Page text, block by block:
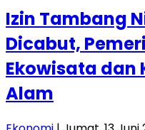
Izin Tambang
Dicabut,
Ekowisata dan
Alam